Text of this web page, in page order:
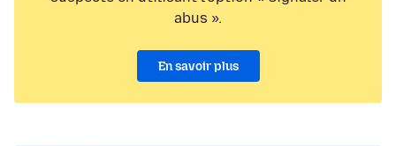
abus ».
En savoir plus